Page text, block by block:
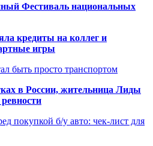
Фестиваль национальных
кредиты на коллег и
игры
быть просто транспортом
в России, жительница Лиды
покупкой б/у авто: чек-лист для